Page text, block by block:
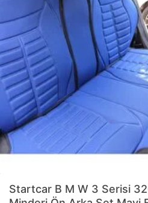
Startcar B M W 3 Serisi